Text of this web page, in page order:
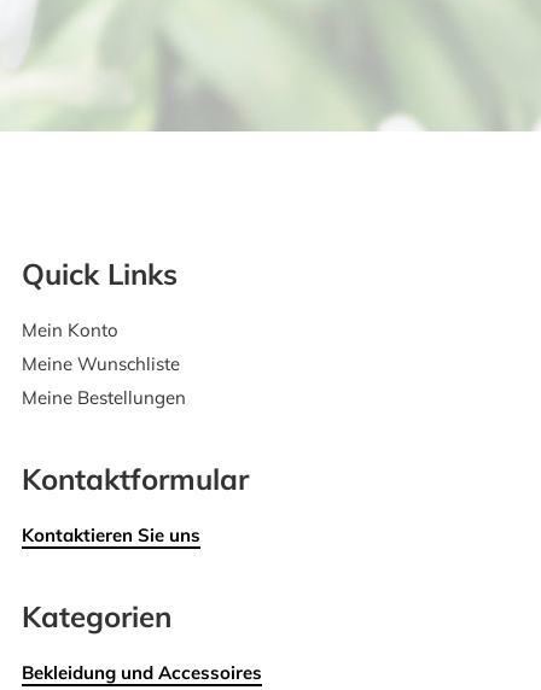
Quick Links
Mein Konto
Meine Wunschliste
Meine Bestellungen
Kontaktformular
Kontaktieren Sie uns
Kategorien
Bekleidung und Accessoires